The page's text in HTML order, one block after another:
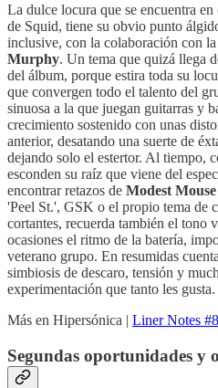
La dulce locura que se encuentra
de Squid, tiene su obvio punto
inclusive, con la colaboración con
Murphy. Un tema que quizá llega
del álbum, porque estira toda su
que convergen todo el talento del
sinuosa a la que juegan guitarras y
crecimiento sostenido con unas
anterior, desatando una suerte de
dejando solo el estertor. Al tiempo,
esconden su raíz que viene del
encontrar retazos de Modest Mouse
'Peel St.', GSK o el propio tema de
cortantes, recuerda también el tono
ocasiones el ritmo de la batería,
veterano grupo. En resumidas
simbiosis de descaro, tensión y
experimentación que tanto les gusta.
Más en Hipersónica | Liner Notes
Segundas oportunidades y